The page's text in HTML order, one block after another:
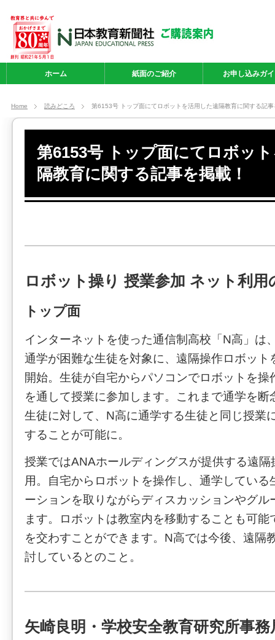
ホーム 紙面のご紹介 お申し込みガ
Home 読みどころ 第6153号 トップ面にてロボットを活用した遠隔教育に関する記事
第6153号 トップ面にてロボッ
隔教育に関する記事を掲載！
ロボット操り 授業参加 ネット利用
トップ面
インターネットを使った通信制高校「N高」は
通学が困難な生徒を対象に、遠隔操作ロボット
開始。生徒が自宅からパソコンでロボットを操
を通して授業に参加します。これまで通学を断
生徒に対して、N高に通学する生徒と同じ授業
することが可能に。
授業ではANAホールディングスが提供する遠隔
用。自宅からロボットを操作し、通学している
ーションを取りながらディスカッションやグル
ます。ロボットは教室内を移動することも可能
を交わすことができます。N高では今後、遠隔
討しているとのこと。
矢崎良明・学校安全教育研究所事